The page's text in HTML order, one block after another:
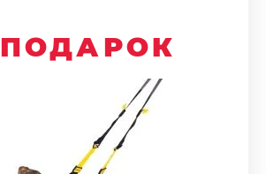
ПОДАРОК